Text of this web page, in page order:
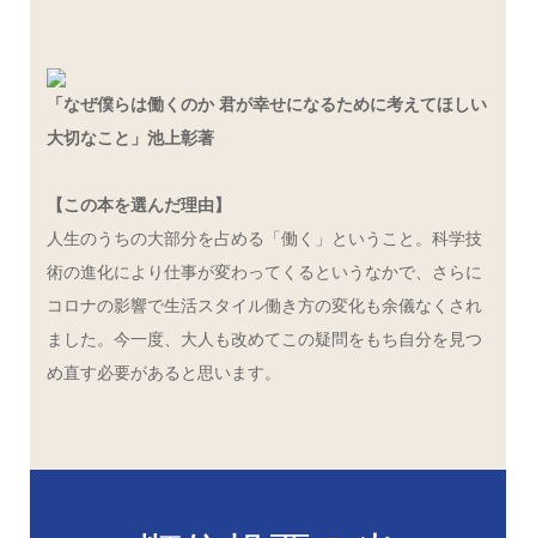
「なぜ僕らは働くのか 君が幸せになるために考えてほしい
大切なこと」池上彰著
【この本を選んだ理由】
人生のうちの大部分を占める「働く」ということ。科学技
術の進化により仕事が変わってくるというなかで、さらに
コロナの影響で生活スタイル働き方の変化も余儀なくされ
ました。今一度、大人も改めてこの疑問をもち自分を見つ
め直す必要があると思います。